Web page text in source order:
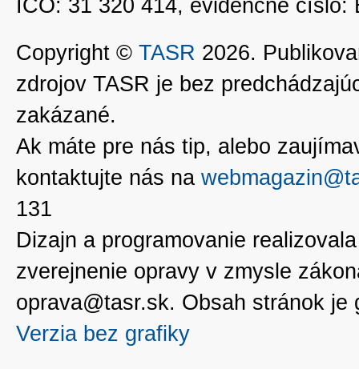
IČO: 31 320 414, evidenčné číslo:
Copyright © TASR 2026.
zdrojov TASR je bez
zakázané.
Ak máte pre nás tip, alebo
kontaktujte nás na
131
Dizajn a programovanie
zverejnenie opravy v zmysle
oprava@tasr.sk. Obsah stránok
Verzia bez grafiky